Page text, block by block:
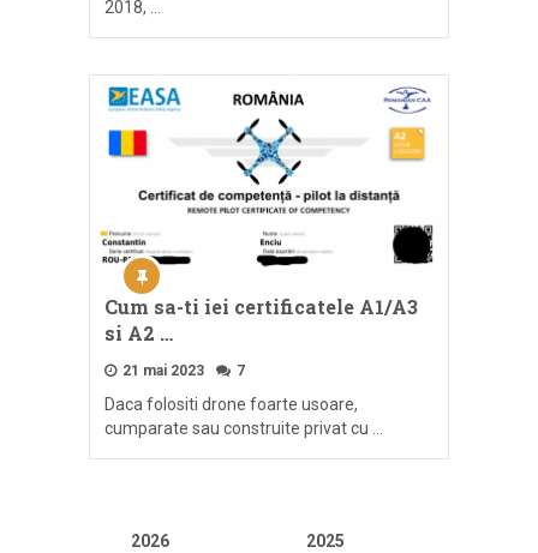
2018, …
Cum sa-ti iei certificatele A1/A3
si A2 …
21 mai 2023 7
Daca folositi drone foarte usoare,
cumparate sau construite privat cu …
2026 2025